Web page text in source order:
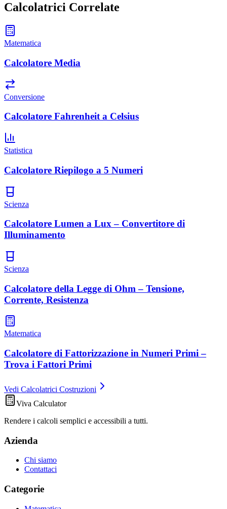
Calcolatrici Correlate
Matematica
Calcolatore Media
Conversione
Calcolatore Fahrenheit a Celsius
Statistica
Calcolatore Riepilogo a 5 Numeri
Scienza
Calcolatore Lumen a Lux – Convertitore di
Illuminamento
Scienza
Calcolatore della Legge di Ohm – Tensione,
Corrente, Resistenza
Matematica
Calcolatore di Fattorizzazione in Numeri Primi –
Trova i Fattori Primi
Vedi Calcolatrici Costruzioni
Viva Calculator
Rendere i calcoli semplici e accessibili a tutti.
Azienda
Chi siamo
Contattaci
Categorie